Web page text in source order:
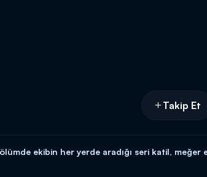
Takip Et
ekibin her yerde aradığı seri katil,